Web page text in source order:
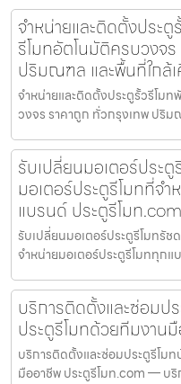
จำหน่ายและติดตั้งประ
รีโมทอัตโนมัติครบวงจ
ปริมณฑล และพื้นที่ใกล้
จำหน่ายและติดตั้งประตูรั้วรีโม
วงจร ราคาถูก ทั่วกรุงเทพ ปริม
รับเปลี่ยนมอเตอร์ประ
มอเตอร์ประตูรีโมทที่จ
แบรนด์ ประตูรีโมท.com
รับเปลี่ยนมอเตอร์ประตูรีโมทรัช
จำหน่ายมอเตอร์ประตูรีโมททุก
บริการติดตั้งและซ่อมป
ประตูรีโมทด้วยทีมงาน
บริการติดตั้งและซ่อมประตูรีโม
มืออาชีพ ประตูรีโมท.com — บ